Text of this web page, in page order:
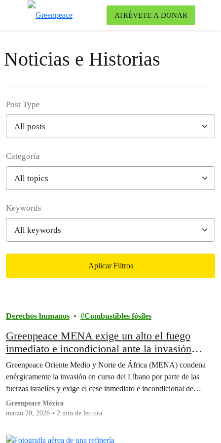
ATRÉVETE A DONAR
Noticias e Historias
Post Type
Categoría
Keywords
Aplicar Filtros
Derechos humanos Combustibles fósiles
Greenpeace MENA exige un alto el fuego
inmediato e incondicional ante la invasión
israelí y la escalada de atrocidades en el
Líbano.
Greenpeace Oriente Medio y Norte de África (MENA) condena
enérgicamente la invasión en curso del Líbano por parte de las
fuerzas israelíes y exige el cese inmediato e incondicional de…
Greenpeace México
marzo 20, 2026
2 min de lectura